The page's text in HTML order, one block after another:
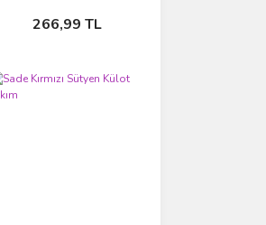
266,99 TL
Sepete Ekle